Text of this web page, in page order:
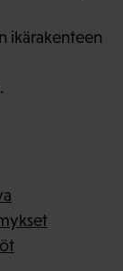
ikärakenteen